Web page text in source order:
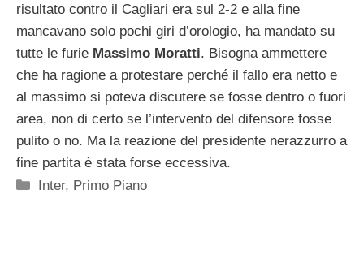
risultato contro il Cagliari era sul 2-2 e alla fine
mancavano solo pochi giri d’orologio, ha mandato su
tutte le furie Massimo Moratti. Bisogna ammettere
che ha ragione a protestare perché il fallo era netto e
al massimo si poteva discutere se fosse dentro o fuori
area, non di certo se l’intervento del difensore fosse
pulito o no. Ma la reazione del presidente nerazzurro a
fine partita è stata forse eccessiva.
Categorie
Inter, Primo Piano